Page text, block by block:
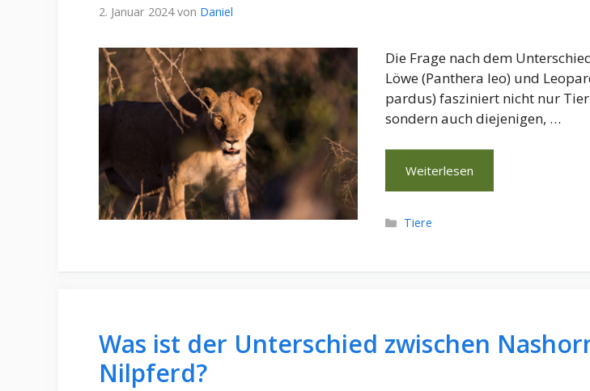
2. Januar 2024 von Daniel
Die Frage nach dem
Löwe (Panthera leo) und
pardus) fasziniert nicht nur
sondern auch diejenigen, …
Weiterlesen
Kategorien
Tiere
Was ist der Unterschied zwischen
Nilpferd?